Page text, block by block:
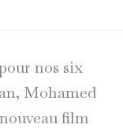
nos six
Mohamed
film